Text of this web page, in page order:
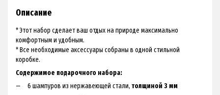
Описание
* Этот набор сделает ваш отдых на природе максимально
комфортным и удобным.
* Все необходимые аксессуары собраны в одной стильной
коробке.
Содержимое подарочного набора:
6 шампуров из нержавеющей стали, толщиной 3 мм